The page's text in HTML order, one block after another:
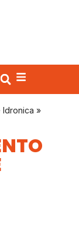
Idronica »